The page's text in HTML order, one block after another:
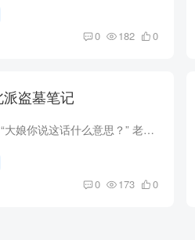
0 182 0
章 瞧纸 北派盗墓笔记
我一用力抽回右手，“大娘你说这话什么意思？” 老太太蜷缩在被窝中咳嗽了两声，吴爷忙把他扶起来，让她靠在床头上。 “咳！咳。” “老婆子你少说点话吧。” 老太太坐起来看着更瘦了，透过衣服...
0 173 0